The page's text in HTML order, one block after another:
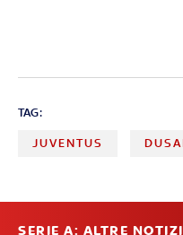
TAG:
JUVENTUS
SERIE A: ALTRE